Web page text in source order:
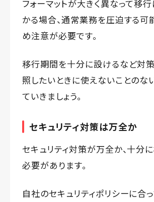
フォーマットが大きく異なって移
かる場合、通常業務を圧迫する可
め注意が必要です。
移行期間を十分に設けるなど対
照したいときに使えないことのな
ていきましょう。
セキュリティ対策は万全か
セキュリティ対策が万全か、十分
必要があります。
自社のセキュリティポリシーに合